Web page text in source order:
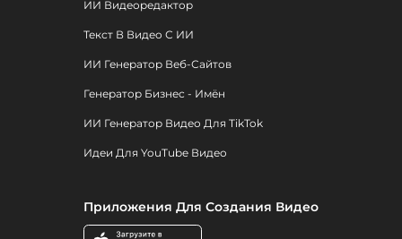
ИИ Видеоредактор
Текст В Видео С ИИ
ИИ Генератор Веб-Сайтов
Генератор Бизнес - Имён
ИИ Генератор Видео Для TikTok
Идеи Для YouTube Видео
Приложения Для Создания Видео